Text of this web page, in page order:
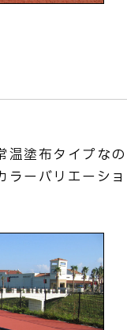
温塗布タイプな
ラーバリエーシ